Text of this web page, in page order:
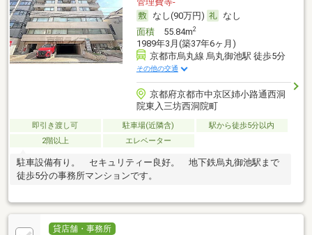
なし(90万円)
なし
面積55.84m2
1989年3月(築37年6ヶ月)
京都市烏丸線 烏丸御池駅 徒歩5分
その他の交通
京都府京都市中京区姉小路通西洞
院東入三坊西洞院町
即引き渡し可 駐車場(近隣含)
駅から徒歩5分以内
2階以上
エレベーター
駐車設備有り。 セキュリティー良好。 地下鉄烏丸御池駅まで
徒歩5分の事務所マンションです。
貸店舗・事務所